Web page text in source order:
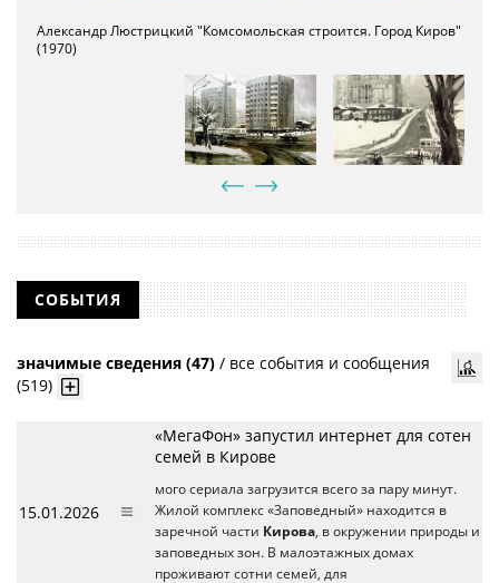
Александр Люстрицкий "Комсомольская строится. Город Киров"
(1970)
Александр Люстрицкий "Город Киров растет" (1967)
СОБЫТИЯ
значимые сведения (47) / все события и сообщения
(519)
15.01.2026
«МегаФон» запустил интернет для сотен
семей в Кирове
мого сериала загрузится всего за пару минут.
Жилой комплекс «Заповедный» находится в
заречной части Кирова , в окружении природы и
заповедных зон. В малоэтажных домах
проживают сотни семей, для